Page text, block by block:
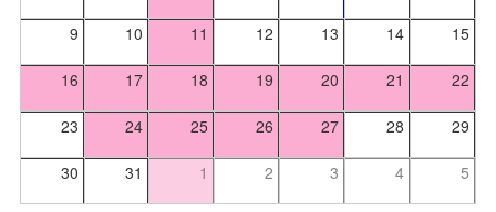
9 10 11 12 13 14 15
16 17 18 19 20 21 22
23 24 25 26 27 28 29
30 31 1 2 3 4 5